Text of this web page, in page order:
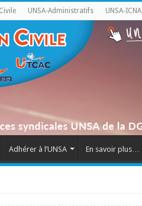
UNSA-Administratifs UNSA-ICNA
Adhérer à l’UNSA En savoir plus…